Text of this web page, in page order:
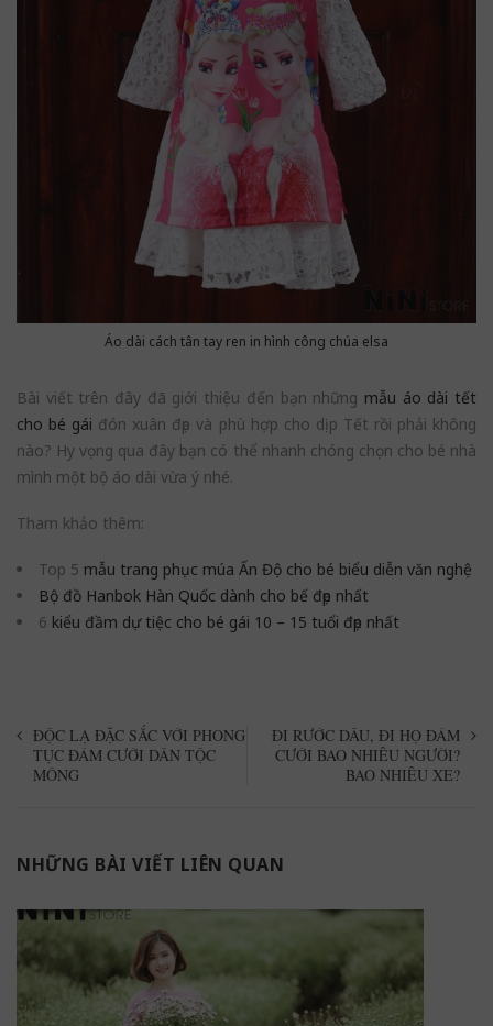
Áo dài cách tân tay ren in hình công chúa elsa
Bài viết trên đây đã giới thiệu đến bạn những mẫu áo dài tết
cho bé gái đón xuân đẹp và phù hợp cho dịp Tết rồi phải không
nào? Hy vọng qua đây bạn có thể nhanh chóng chọn cho bé nhà
mình một bộ áo dài vừa ý nhé.
Tham khảo thêm:
Top 5 mẫu trang phục múa Ấn Độ cho bé biểu diễn văn nghệ
Bộ đồ Hanbok Hàn Quốc dành cho bế đẹp nhất
6 kiểu đầm dự tiệc cho bé gái 10 – 15 tuổi đẹp nhất
ĐỘC LẠ ĐẶC SẮC VỚI PHONG
TỤC ĐÁM CƯỚI DÂN TỘC
MÔNG
ĐI RƯỚC DÂU, ĐI HỌ ĐÁM
CƯỚI BAO NHIÊU NGƯỜI?
BAO NHIÊU XE?
NHỮNG BÀI VIẾT LIÊN QUAN